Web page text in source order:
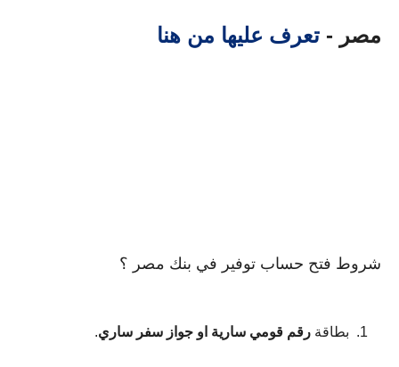
مصر - تعرف عليها من هنا
شروط فتح حساب توفير في بنك مصر ؟
بطاقة رقم قومي سارية او جواز سفر ساري.